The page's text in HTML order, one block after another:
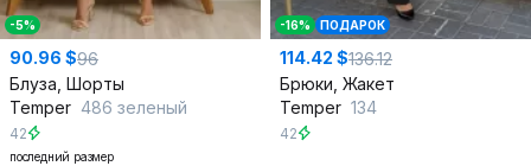
-5%
90.96 $96
Блуза, Шорты
Temper 486 зеленый
42
последний размер
-16% ПОДАРОК
114.42 $136.12
Брюки, Жакет
Temper 134
42